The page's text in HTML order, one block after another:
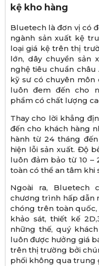
kệ kho hàng
Bluetech là đơn vị có
ngành sản xuất kệ
loại giá kệ trên thị
lớn, dây chuyền sản
nghệ tiêu chuẩn
kỹ sư có chuyên
luôn đem đến cho
phẩm có chất lượng
Thay cho lời khẳng
đến cho khách hàng
hành từ 24 tháng
hiện lỗi sản xuất. Độ
luôn đảm bảo từ 10 –
toàn có thể an tâm khi
Ngoài ra, Bluetech
chương trình hấp dẫn
chóng trên toàn quốc,
khảo sát, thiết kế
những thế, quý
luôn được hưởng giá
trên thị trường bởi
phối không qua trung